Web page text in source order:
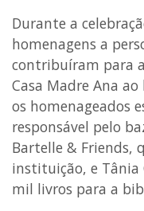
Durante a
homenagens a
contribuíram para
Casa Madre Ana
os homenageados
responsável pelo
Bartelle & Friends,
instituição, e Tânia
mil livros para a